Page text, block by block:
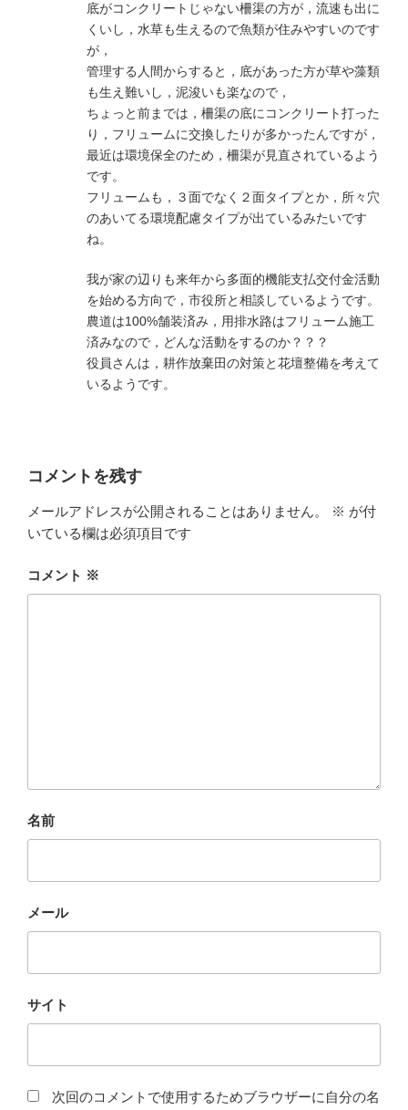
底がコンクリートじゃない柵渠の方が，流速も出に
くいし，水草も生えるので魚類が住みやすいのです
が，
管理する人間からすると，底があった方が草や藻類
も生え難いし，泥浚いも楽なので，
ちょっと前までは，柵渠の底にコンクリート打った
り，フリュームに交換したりが多かったんですが，
最近は環境保全のため，柵渠が見直されているよう
です。
フリュームも，３面でなく２面タイプとか，所々穴
のあいてる環境配慮タイプが出ているみたいです
ね。
我が家の辺りも来年から多面的機能支払交付金活動
を始める方向で，市役所と相談しているようです。
農道は100%舗装済み，用排水路はフリューム施工
済みなので，どんな活動をするのか？？？
役員さんは，耕作放棄田の対策と花壇整備を考えて
いるようです。
コメントを残す
メールアドレスが公開されることはありません。 ※ が付
いている欄は必須項目です
コメント ※
名前
メール
サイト
次回のコメントで使用するためブラウザーに自分の名